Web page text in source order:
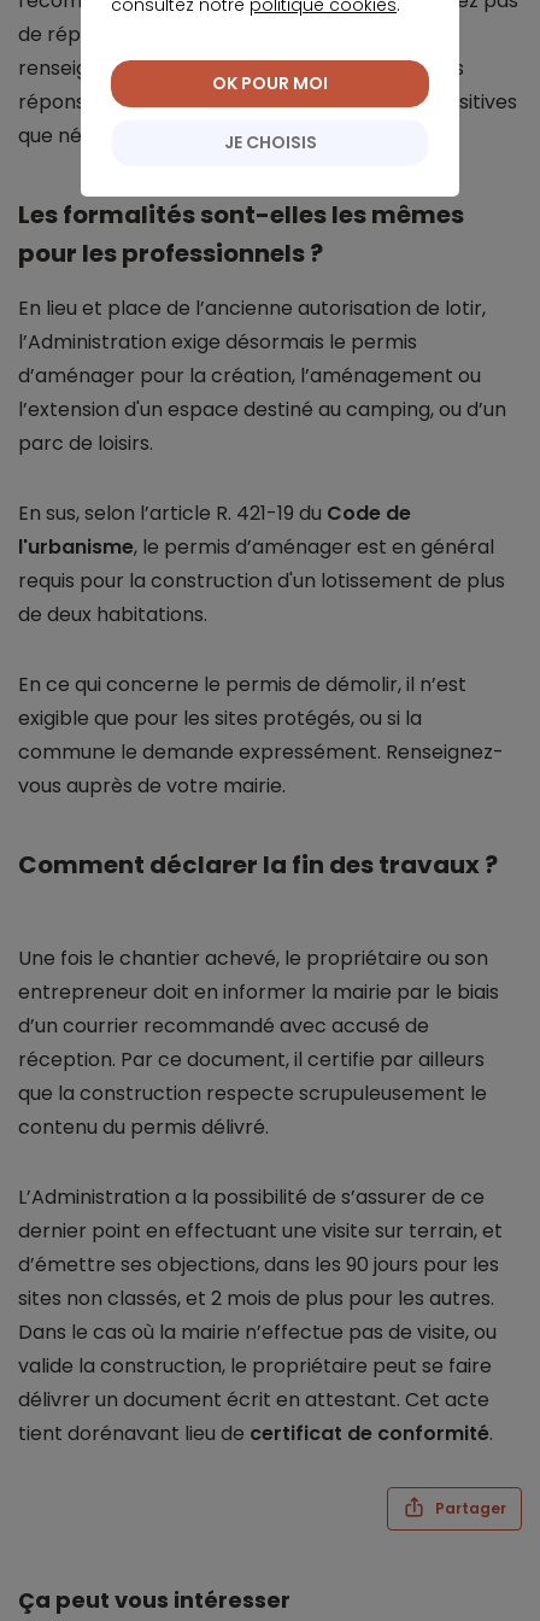
de réponse au-delà du délai standard fixé,
renseignez-vous auprès de l’Administration, les
réponses implicites pouvant être aussi bien positives
que négatives.
Les formalités sont-elles les mêmes
pour les professionnels ?
En lieu et place de l’ancienne autorisation de lotir,
l’Administration exige désormais le permis
d’aménager pour la création, l’aménagement ou
l’extension d'un espace destiné au camping, ou d’un
parc de loisirs.
En sus, selon l’article R. 421-19 du Code de
l'urbanisme, le permis d’aménager est en général
requis pour la construction d'un lotissement de plus
de deux habitations.
En ce qui concerne le permis de démolir, il n’est
exigible que pour les sites protégés, ou si la
commune le demande expressément. Renseignez-
vous auprès de votre mairie.
Comment déclarer la fin des travaux ?
Une fois le chantier achevé, le propriétaire ou son
entrepreneur doit en informer la mairie par le biais
d’un courrier recommandé avec accusé de
réception. Par ce document, il certifie par ailleurs
que la construction respecte scrupuleusement le
contenu du permis délivré.
L’Administration a la possibilité de s’assurer de ce
dernier point en effectuant une visite sur terrain, et
d’émettre ses objections, dans les 90 jours pour les
sites non classés, et 2 mois de plus pour les autres.
Dans le cas où la mairie n’effectue pas de visite, ou
valide la construction, le propriétaire peut se faire
délivrer un document écrit en attestant. Cet acte
tient dorénavant lieu de certificat de conformité.
Partager
Ça peut vous intéresser
JE CHOISIS
OK POUR MOI